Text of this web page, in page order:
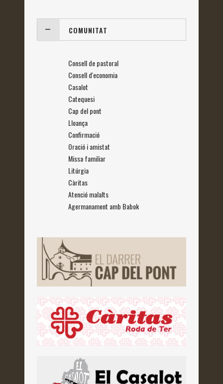
COMUNITAT
Consell de pastoral
Consell d'economia
Casalot
Catequesi
Cap del pont
Lloança
Confirmació
Oració i amistat
Missa familiar
Litúrgia
Càritas
Atenció malalts
Agermanament amb Babok